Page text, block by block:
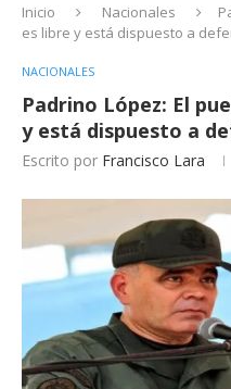
Inicio Nacionales
es libre y está dispuesto a
NACIONALES
Padrino López: El
y está dispuesto a
Escrito por Francisco Lara